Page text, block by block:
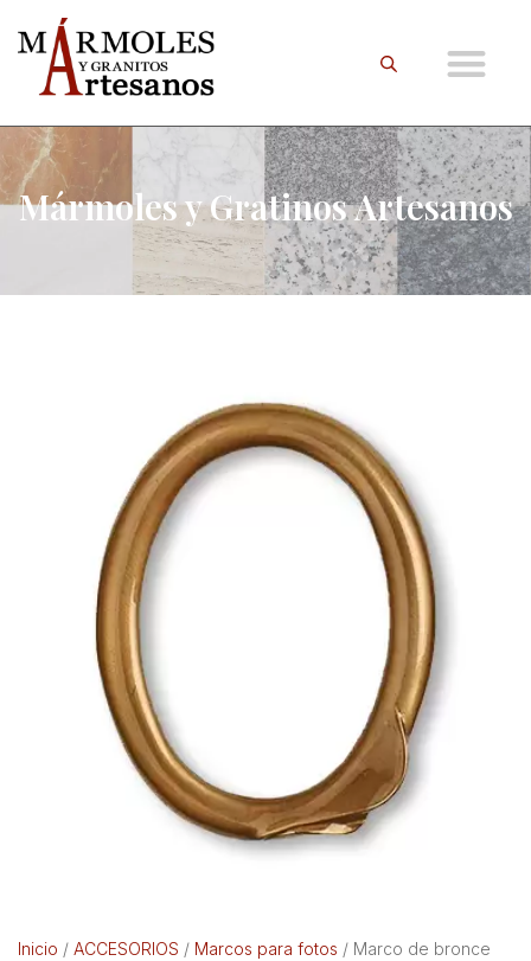
Mármoles y Gratinos Artesanos
Inicio / ACCESORIOS / Marcos para fotos / Marco de bronce